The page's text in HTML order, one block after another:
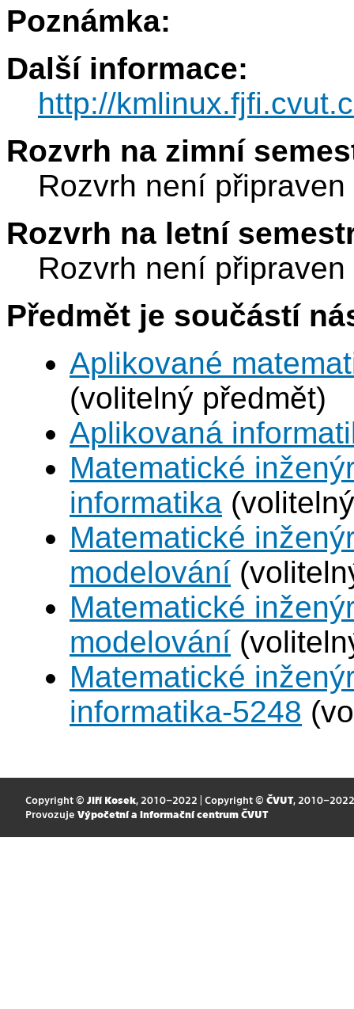
Poznámka:
Další informace:
http://
Rozvrh na zimní
Rozvrh není připraven
Rozvrh na letní
Rozvrh není připraven
Předmět je součástí
Aplikované
(volitelný předmět)
Aplikovaná
Matematické
informatika
Matematické
modelování
Matematické
modelování
Matematické
informatika-5248
Copyright © Jiří Kosek, 2010–2022 | Copyright © ČVUT, 2010–2022
Provozuje Výpočetní a informační centrum ČVUT